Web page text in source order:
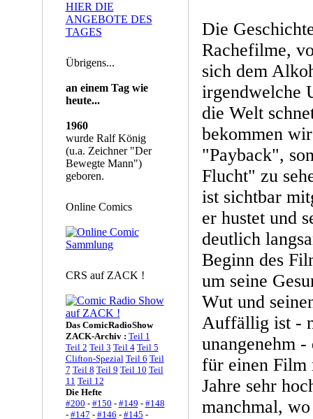
HIER DIE
ANGEBOTE DES
TAGES
Übrigens...
an einem Tag wie
heute...
1960
wurde Ralf König
(u.a. Zeichner "Der
Bewegte Mann")
geboren.
Online Comics
CRS auf ZACK !
Das ComicRadioShow
ZACK-Archiv : Teil 1
Teil 2 Teil 3 Teil 4 Teil 5
Clifton-Spezial Teil 6 Teil
7 Teil 8 Teil 9 Teil 10 Teil
11 Teil 12
Die Hefte
#200 - #150 - #149 - #148
- #147 - #146 - #145 -
Die
Rachefilme,
sich dem
irgendwelche
die Welt
bekommen
"Payback",
Flucht" zu
ist sichtbar
er hustet und
deutlich
Beginn des
um seine
Wut und
Auffällig ist -
unangenehm -
für einen Film
Jahre sehr
manchmal,